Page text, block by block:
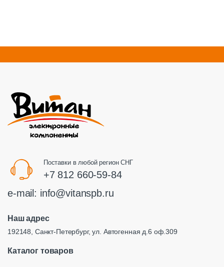
Поставки в любой регион СНГ
+7 812 660-59-84
e-mail: info@vitanspb.ru
Наш адрес
192148, Санкт-Петербург, ул. Автогенная д.6 оф.309
Каталог товаров